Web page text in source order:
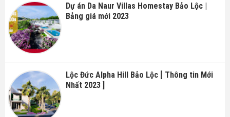
Dự án Da Naur Villas Homestay Bảo Lộc |
Bảng giá mới 2023
Lộc Đức Alpha Hill Bảo Lộc [ Thông tin Mới
Nhất 2023 ]